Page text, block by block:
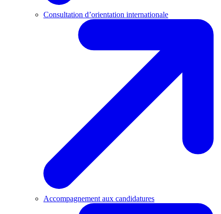
Consultation d’orientation internationale
Accompagnement aux candidatures